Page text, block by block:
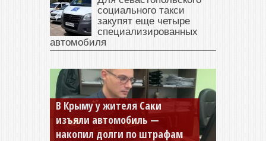
социального такси
закупят еще четыре
специализированных
автомобиля
В Крыму у жителя Саки
изъяли автомобиль —
накопил долги по штрафам